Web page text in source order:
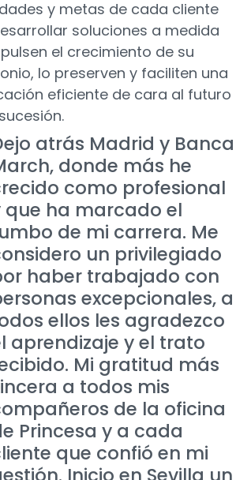
y metas de cada cliente
soluciones a medida
el crecimiento de su
lo preserven y faciliten una
eficiente de cara al futuro
atrás Madrid y Banca
donde más he
como profesional
que ha marcado el
de mi carrera. Me
un privilegiado
haber trabajado con
excepcionales, a
ellos les agradezco
aprendizaje y el trato
Mi gratitud más
a todos mis
de la oficina
Princesa y a cada
que confió en mi